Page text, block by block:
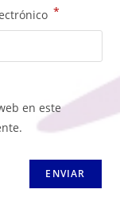
*
en este